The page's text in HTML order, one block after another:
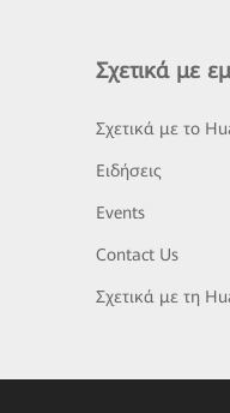
Σχετικά με
Σχετικά με το
Ειδήσεις
Events
Contact Us
Σχετικά με τη